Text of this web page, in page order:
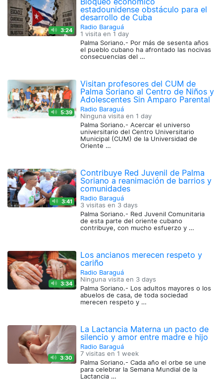
3:24
estadounidense obstáculo para el
desarrollo de Cuba
Radio Baraguá
1 visita en 1 day
Palma Soriano.- Por más de sesenta años
el pueblo cubano ha afrontado las nocivas
consecuencias del …
5:39
Visitan profesores del CUM de
Palma Soriano al Centro de Niños y
Adolescentes Sin Amparo Parental
Radio Baraguá
Ninguna visita en 1 day
Palma Soriano.- Acercar el universo
universitario del Centro Universitario
Municipal (CUM) de la Universidad de
Oriente …
3:41
Contribuye Red Juvenil de Palma
Soriano a reanimación de barrios y
comunidades
Radio Baraguá
3 visitas en 3 days
Palma Soriano.- Red Juvenil Comunitaria
de esta parte del oriente cubano
contribuye, con mucho esfuerzo y …
3:34
Los ancianos merecen respeto y
cariño
Radio Baraguá
Ninguna visita en 3 days
Palma Soriano.- Los adultos mayores o los
abuelos de casa, de toda sociedad
merecen respeto y …
3:30
La Lactancia Materna un pacto de
silencio y amor entre madre e hijo
Radio Baraguá
7 visitas en 1 week
Palma Soriano.- Cada año el orbe se une
para celebrar la Semana Mundial de la
Lactancia …